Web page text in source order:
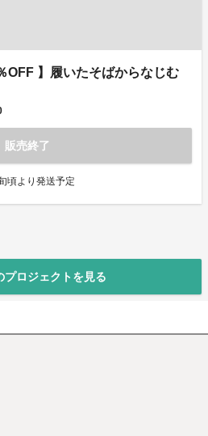
OFF 】履いたそばからなじむ
販売終了
頃より発送予定
プロジェクトを見る